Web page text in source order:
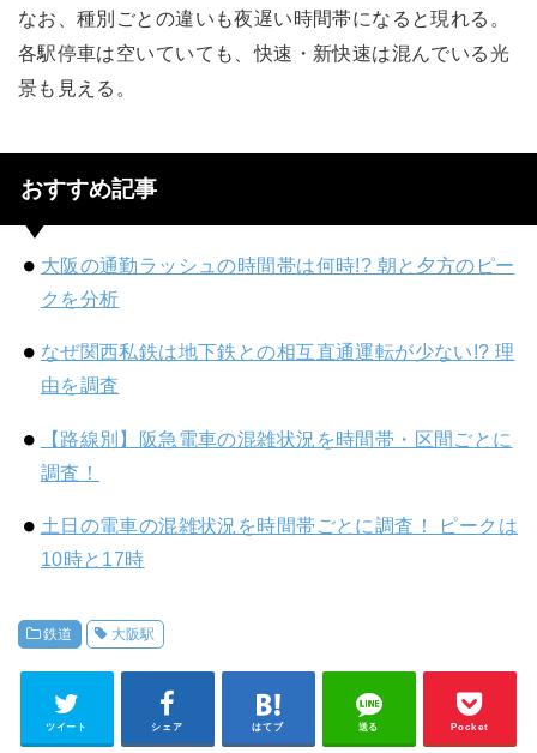
なお、種別ごとの違いも夜遅い時間帯になると現れる。
各駅停車は空いていても、快速・新快速は混んでいる光
景も見える。
おすすめ記事
大阪の通勤ラッシュの時間帯は何時!? 朝と夕方のピー
クを分析
なぜ関西私鉄は地下鉄との相互直通運転が少ない!? 理
由を調査
【路線別】阪急電車の混雑状況を時間帯・区間ごとに
調査！
土日の電車の混雑状況を時間帯ごとに調査！ ピークは
10時と17時
鉄道 大阪駅
ツイート シェア はてブ 送る Pocket